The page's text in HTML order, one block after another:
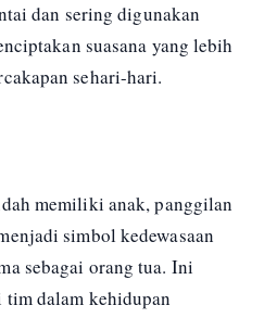
dan sering digunakan
suasana yang lebih
sehari-hari.
memiliki anak, panggilan
simbol kedewasaan
sebagai orang tua. Ini
tim dalam kehidupan